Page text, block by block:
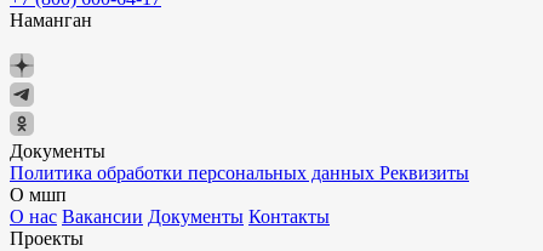
Наманган
Документы
Политика обработки персональных данных Реквизиты
О мшп
О нас Вакансии Документы Контакты
Проекты